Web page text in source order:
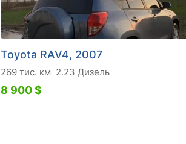
Toyota RAV4, 2007
269 тис. км 2.23 Дизель
8 900 $